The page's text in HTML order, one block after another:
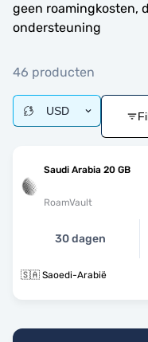
geen roamingkosten,
ondersteuning
46 producten
USD
Saudi Arabia 20 GB
RoamVault
30 dagen
🇸🇦 Saoedi-Arabië